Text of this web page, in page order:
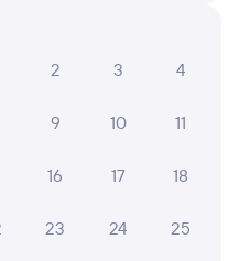
2 3 4
9 10 11
16 17 18
23 24 25